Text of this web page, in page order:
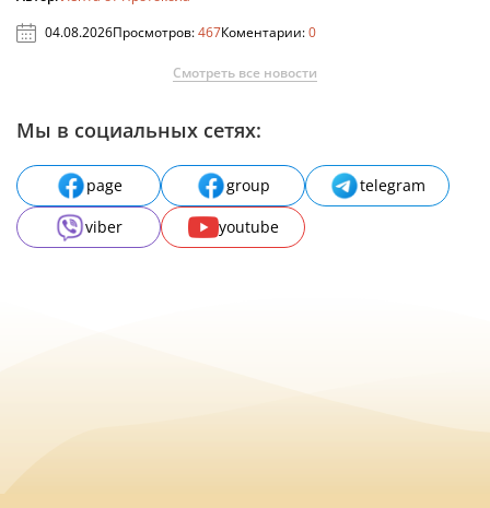
04.08.2026Просмотров:467Коментарии:0
Смотреть все новости
Мы в социальных сетях:
page group
telegram
viber
youtube